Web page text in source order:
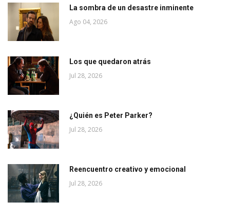
La sombra de un desastre inminente
Ago 04, 2026
Los que quedaron atrás
Jul 28, 2026
¿Quién es Peter Parker?
Jul 28, 2026
Reencuentro creativo y emocional
Jul 28, 2026